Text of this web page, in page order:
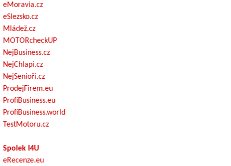
eMoravia.cz
eSlezsko.cz
Mládež.cz
MOTORcheckUP
NejBusiness.cz
NejChlapi.cz
NejSenioři.cz
ProdejFirem.eu
ProfiBusiness.eu
ProfiBusiness.world
TestMotoru.cz
Spolek I4U
eRecenze.eu